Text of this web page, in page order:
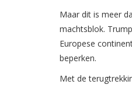
Maar dit is meer
machtsblok.
Europese
beperken.
Met de